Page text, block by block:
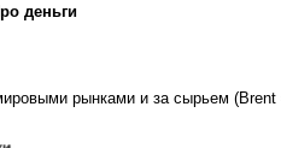
деньги
рынками и за сырьем (Brent